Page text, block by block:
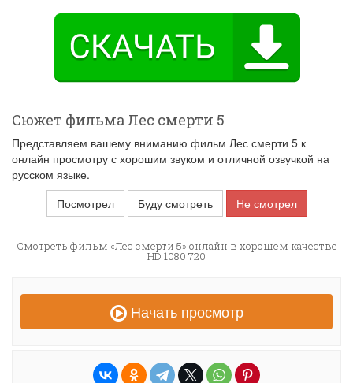
Сюжет фильма Лес смерти 5
Представляем вашему вниманию фильм Лес смерти 5 к
онлайн просмотру с хорошим звуком и отличной озвучкой на
русском языке.
Посмотрел
Буду смотреть Не смотрел
Смотреть фильм «Лес смерти 5» онлайн в хорошем качестве
HD 1080 720
Начать просмотр